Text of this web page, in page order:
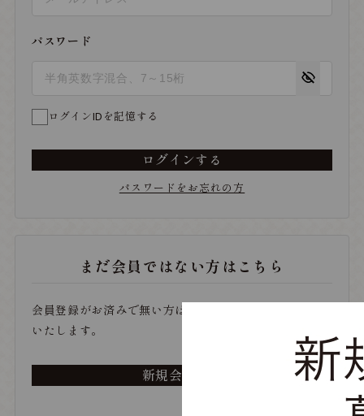
パスワード
ログインIDを記憶する
ログインする
パスワードをお忘れの方
まだ会員ではない方はこちら
会員登録がお済みで無い方は、こちらから登録をお願い
いたします。
新規会員登録